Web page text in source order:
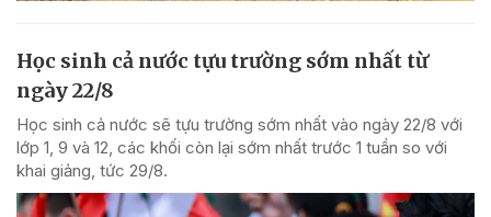
Học sinh cả nước tựu trường sớm nhất từ
ngày 22/8
Học sinh cả nước sẽ tựu trường sớm nhất vào ngày 22/8 với
lớp 1, 9 và 12, các khối còn lại sớm nhất trước 1 tuần so với
khai giảng, tức 29/8.